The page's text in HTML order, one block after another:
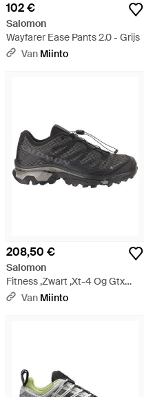
102 €
Salomon
Wayfarer Ease Pants 2.0 - Grijs
Van Miinto
208,50 €
Salomon
Fitness ,Zwart ,Xt-4 Og Gtx
Sneakers - Zwart
Van Miinto